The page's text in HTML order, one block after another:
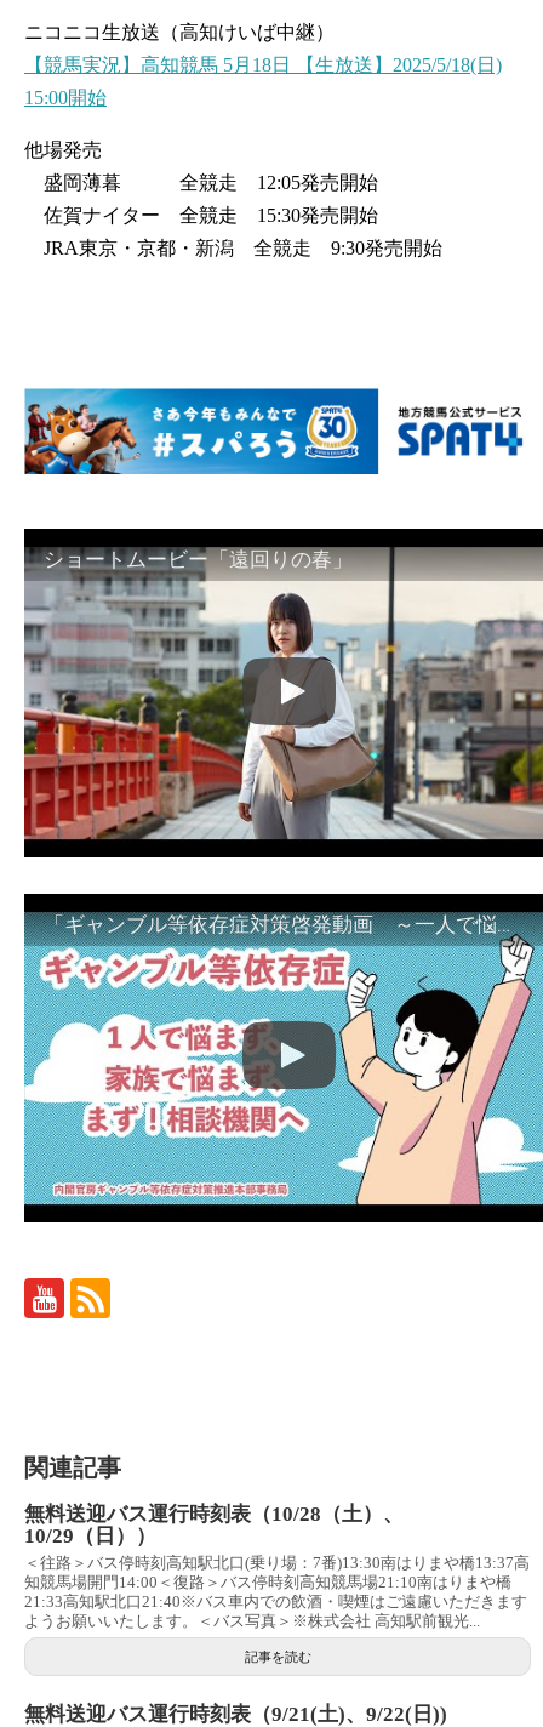
ニコニコ生放送（高知けいば中継）
【競馬実況】高知競馬 5月18日 【生放送】2025/5/18(日)
15:00開始
他場発売
盛岡薄暮 全競走 12:05発売開始
佐賀ナイター 全競走 15:30発売開始
JRA東京・京都・新潟 全競走 9:30発売開始
ショートムービー「遠回りの春」
「ギャンブル等依存症対策啓発動画 ～一人で悩まず、家族で悩まず、まず！相談機関へ～」
関連記事
無料送迎バス運行時刻表（10/28（土）、
10/29（日））
＜往路＞バス停時刻高知駅北口(乗り場：7番)13:30南はりまや橋13:37高
知競馬場開門14:00＜復路＞バス停時刻高知競馬場21:10南はりまや橋
21:33高知駅北口21:40※バス車内での飲酒・喫煙はご遠慮いただきます
ようお願いいたします。＜バス写真＞※株式会社 高知駅前観光...
記事を読む
無料送迎バス運行時刻表（9/21(土)、9/22(日))